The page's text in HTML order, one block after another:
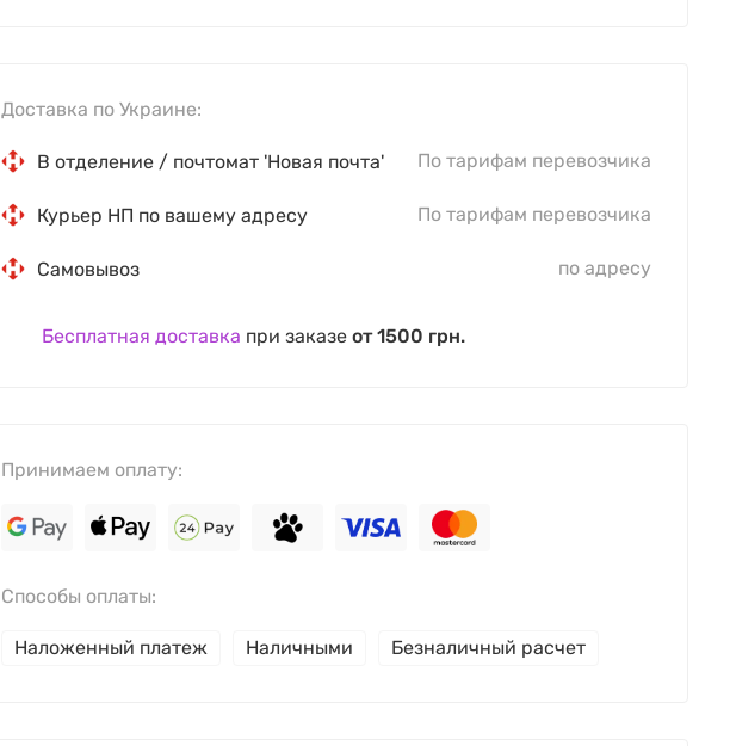
Доставка по Украине:
В отделение / почтомат 'Новая почта' По тарифам перевозчика
Курьер НП по вашему адресу По тарифам перевозчика
Самовывоз по адресу
Бесплатная доставка при заказе от 1500 грн.
Принимаем оплату:
Способы оплаты:
Наложенный платеж Наличными Безналичный расчет